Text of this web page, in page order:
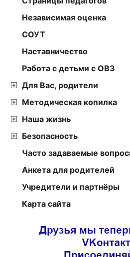
Независимая оценка
СОУТ
Наставничество
Работа с детьми с ОВЗ
Для Вас, родители
Методическая копилка
Наша жизнь
Безопасность
Часто задаваемые
Анкета для родителей
Учредители и партнёры
Карта сайта